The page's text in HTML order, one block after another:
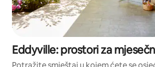
Eddyville: prostori za